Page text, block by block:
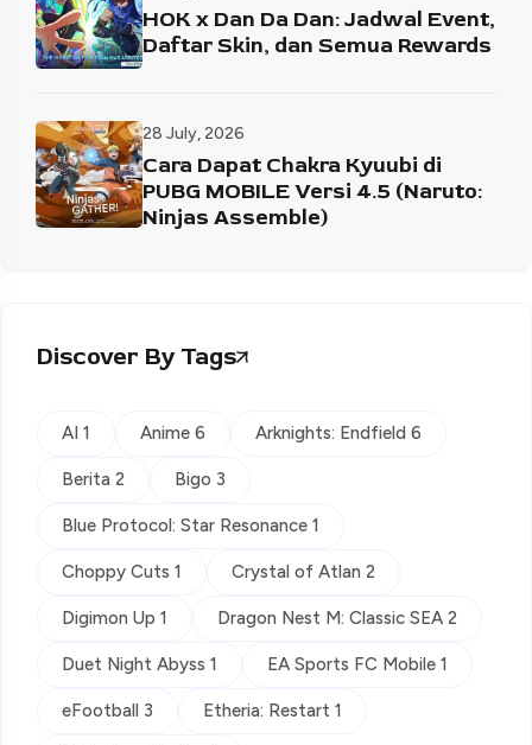
HOK x Dan Da Dan: Jadwal Event,
Daftar Skin, dan Semua Rewards
28 July, 2026
Cara Dapat Chakra Kyuubi di
PUBG MOBILE Versi 4.5 (Naruto:
Ninjas Assemble)
Discover By Tags
AI 1 Anime 6 Arknights: Endfield 6
Berita 2 Bigo 3
Blue Protocol: Star Resonance 1
Choppy Cuts 1 Crystal of Atlan 2
Digimon Up 1 Dragon Nest M: Classic SEA 2
Duet Night Abyss 1 EA Sports FC Mobile 1
eFootball 3 Etheria: Restart 1